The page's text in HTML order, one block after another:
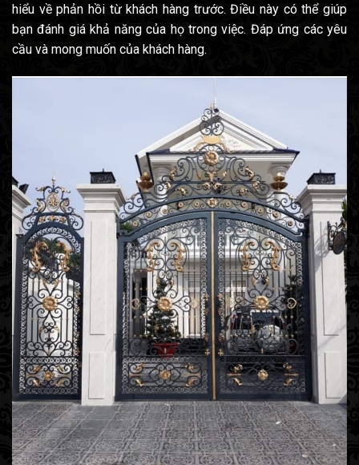
hiểu về phản hồi từ khách hàng trước. Điều này có thể giúp
bạn đánh giá khả năng của họ trong việc. Đáp ứng các yêu
cầu và mong muốn của khách hàng.